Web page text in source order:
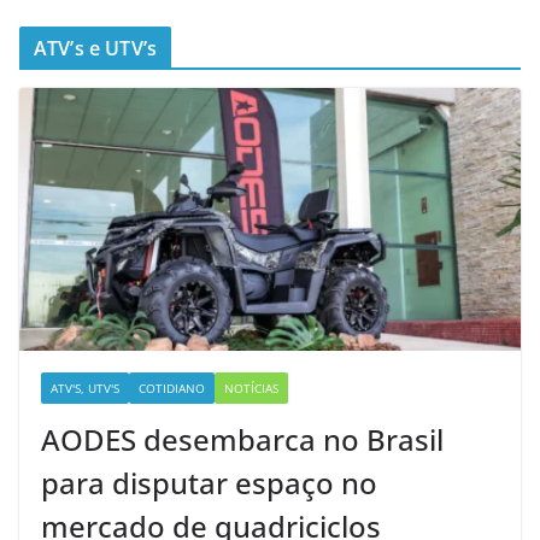
ATV’s e UTV’s
ATV'S, UTV'S COTIDIANO NOTÍCIAS
AODES desembarca no Brasil
para disputar espaço no
mercado de quadriciclos